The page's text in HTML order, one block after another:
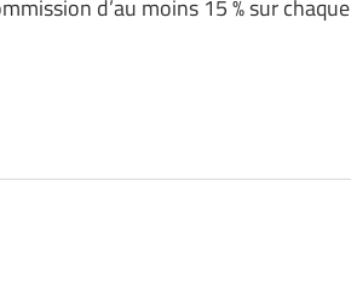
d’au moins 15 % sur chaque